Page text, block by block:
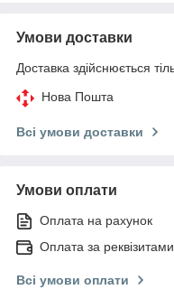
Умови доставки
Доставка здійснюється
Нова Пошта
Всі умови доставки
Умови оплати
Оплата на рахунок
Оплата за реквізитами
Всі умови оплати